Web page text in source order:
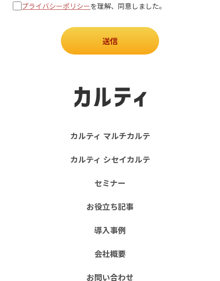
プライバシーポリシーを理解、同意しました。
送信
カルティ マルチカルテ
カルティ シセイカルテ
セミナー
お役立ち記事
導入事例
会社概要
お問い合わせ